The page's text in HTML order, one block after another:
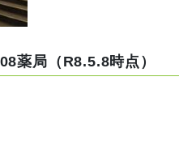
薬局（R8.5.8時点）